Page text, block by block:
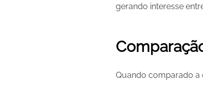
gerando interesse
Quando comparado a